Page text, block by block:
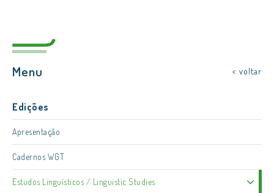
Menu < voltar
Edições
Apresentação
Cadernos WGT
Estudos Linguísticos / Linguistic Studies